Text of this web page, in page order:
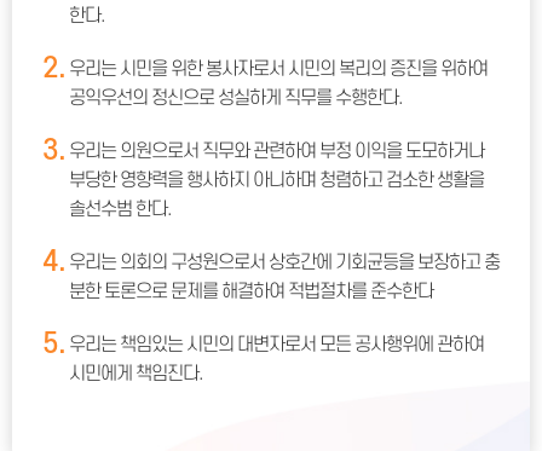
한다.
2. 우리는 시민을 위한 봉사자로서 시민의 복리의 증진을 위하여
공익우선의 정신으로 성실하게 직무를 수행한다.
3. 우리는 의원으로서 직무와 관련하여 부정 이익을 도모하거나
부당한 영향력을 행사하지 아니하며 청렴하고 검소한 생활을
솔선수범 한다.
4. 우리는 의회의 구성원으로서 상호간에 기회균등을 보장하고 충
분한 토론으로 문제를 해결하여 적법절차를 준수한다
5. 우리는 책임있는 시민의 대변자로서 모든 공사행위에 관하여
시민에게 책임진다.